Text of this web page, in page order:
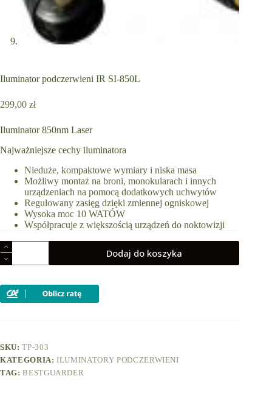
Iluminator podczerwieni IR SI-850L
299,00 zł
Iluminator 850nm Laser
Najważniejsze cechy iluminatora
Nieduże, kompaktowe wymiary i niska masa
Możliwy montaż na broni, monokularach i innych
urządzeniach na pomocą dodatkowych uchwytów
Regulowany zasięg dzięki zmiennej ogniskowej
Wysoka moc 10 WATÓW
Współpracuje z większością urządzeń do noktowizji
ilość
Iluminator
podczerwieni
SI-
850L
Dodaj do koszyka
SKU:TP-303
KATEGORIA:ILUMINATORY PODCZERWIENI
TAG:BESTGUARDER